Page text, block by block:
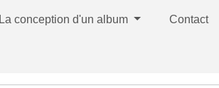
La conception d'un album Contact